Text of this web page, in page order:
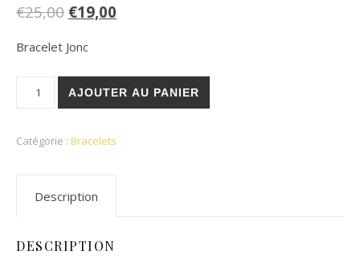
€25,00 €19,00
Bracelet Jonc
quantité de Bracelet Adda
AJOUTER AU PANIER
Catégorie : Bracelets
Description
DESCRIPTION